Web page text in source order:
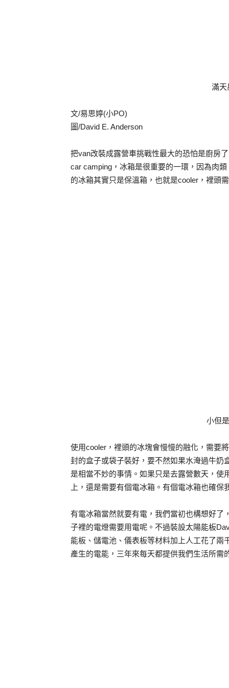
滿天
文/易思婷(小PO)
圖/David E. Anderson
把van改裝成露營車挑戰性最大的恐怕是廚房
car camping，冰箱是很重要的一環，因為肉
的冰箱其實只是保溫箱，也就是cooler，裡頭
小但
使用cooler，裡頭的冰塊會慢慢的融化，需要
封的盒子或袋子裝好，要不然如果水淹過牛奶
是相當不妙的事情。如果只是去露營數天，使
上，還是需要有個電冰箱。有個電冰箱也確
有電冰箱當然就要有電，我們當初也構想好了
子裡的電燈需要用電呢。不過裝設太陽能板
能板、儲電池、儀表板等材料加上人工花了
產生的電能，三年來每天都提供我們生活所需